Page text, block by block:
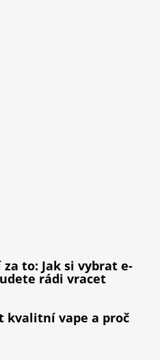
to: Jak si vybrat e-
rádi vracet
kvalitní vape a proč